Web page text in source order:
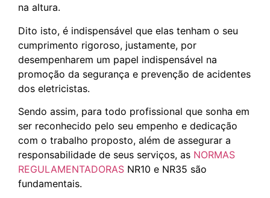
na altura.
Dito isto, é indispensável que elas tenham o seu
cumprimento rigoroso, justamente, por
desempenharem um papel indispensável na
promoção da segurança e prevenção de acidentes
dos eletricistas.
Sendo assim, para todo profissional que sonha em
ser reconhecido pelo seu empenho e dedicação
com o trabalho proposto, além de assegurar a
responsabilidade de seus serviços, as NORMAS
REGULAMENTADORAS NR10 e NR35 são
fundamentais.